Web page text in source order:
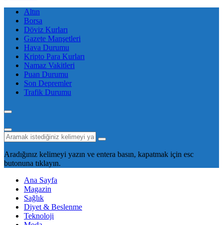
Altın
Borsa
Döviz Kurları
Gazete Manşetleri
Hava Durumu
Kripto Para Kurları
Namaz Vakitleri
Puan Durumu
Son Depremler
Trafik Durumu
Aradığınız kelimeyi yazın ve entera basın, kapatmak için esc
butonuna tıklayın.
Ana Sayfa
Magazin
Sağlık
Diyet & Beslenme
Teknoloji